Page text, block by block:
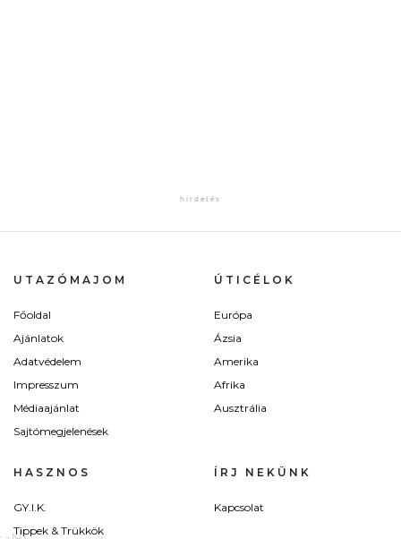
UTAZÓMAJOM
Főoldal
Ajánlatok
Adatvédelem
Impresszum
Médiaajánlat
Sajtómegjelenések
ÚTICÉLOK
Európa
Ázsia
Amerika
Afrika
Ausztrália
HASZNOS
GY.I.K.
Tippek & Trükkök
ÍRJ NEKÜNK
Kapcsolat